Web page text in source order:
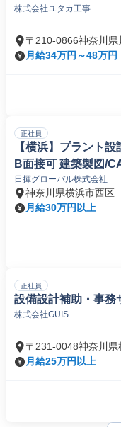
株式会社ユタカ工事
〒210-0866神奈川
月給34万円～48万円
正社員
【横浜】プラント
B面接可 建築製図/
日揮グローバル株式会社
神奈川県横浜市西区
月給30万円以上
正社員
設備設計補助・事務
株式会社GUIS
〒231-0048神奈川
月給25万円以上